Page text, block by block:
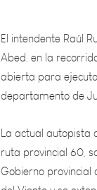
Abed, en la
abierta para
departamento de
La actual
ruta provincial
Gobierno
del Viento y se